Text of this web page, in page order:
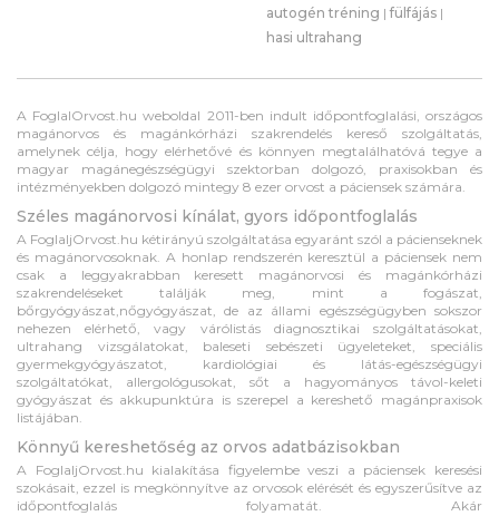
autogén tréning |fülfájás |
hasi ultrahang
A FoglalOrvost.hu weboldal 2011-ben indult időpontfoglalási, országos
magánorvos és magánkórházi szakrendelés kereső szolgáltatás,
amelynek célja, hogy elérhetővé és könnyen megtalálhatóvá tegye a
magyar magánegészségügyi szektorban dolgozó, praxisokban és
intézményekben dolgozó mintegy 8 ezer orvost a páciensek számára.
Széles magánorvosi kínálat, gyors időpontfoglalás
A FoglaljOrvost.hu kétirányú szolgáltatása egyaránt szól a pácienseknek
és magánorvosoknak. A honlap rendszerén keresztül a páciensek nem
csak a leggyakrabban keresett magánorvosi és magánkórházi
szakrendeléseket találják meg, mint a fogászat,
bőrgyógyászat,nőgyógyászat, de az állami egészségügyben sokszor
nehezen elérhető, vagy várólistás diagnosztikai szolgáltatásokat,
ultrahang vizsgálatokat, baleseti sebészeti ügyeleteket, speciális
gyermekgyógyászatot, kardiológiai és látás-egészségügyi
szolgáltatókat, allergológusokat, sőt a hagyományos távol-keleti
gyógyászat és akkupunktúra is szerepel a kereshető magánpraxisok
listájában.
Könnyű kereshetőség az orvos adatbázisokban
A FoglaljOrvost.hu kialakítása figyelembe veszi a páciensek keresési
szokásait, ezzel is megkönnyítve az orvosok elérését és egyszerűsítve az
időpontfoglalás folyamatát. Akár